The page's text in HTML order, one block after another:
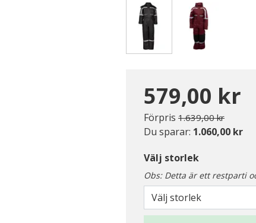
579,00 kr
Förpris Pris nedsatt från
1.639,00 krtill
Du sparar: 1.060,00 kr
Välj storlek
Obs: Detta är ett restparti
Välj storlek